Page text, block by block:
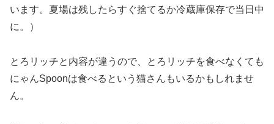
います。夏場は残したらすぐ捨てるか冷蔵庫保存で当日中
に。）
とろリッチと内容が違うので、とろリッチを食べなくても
にゃんSpoonは食べるという猫さんもいるかもしれませ
ん。